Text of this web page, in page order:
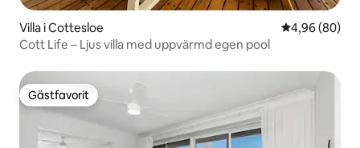
Villa i Cottesloe 4,96 av 5 i
4,96 (80)
Cott Life – Ljus villa med uppvärmd egen pool
Gästfavorit
Gästfavorit